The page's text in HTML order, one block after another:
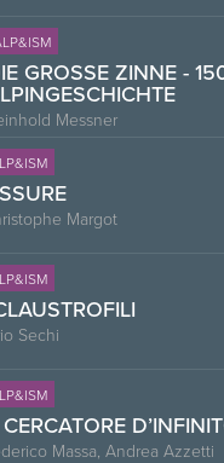
GROSSE ZINNE - 150
Messner
Margot
Sechi
Massa, Andrea Azzetti